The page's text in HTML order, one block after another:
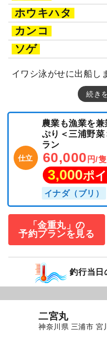
釣行日：2026年4月25
イシナギ （オオ
ヒラメ
ホウキハタ
カンコ
イワシ泳がせに出船し
続き
農業も漁業を
ぷり＜三浦野
ラン
60,000円/隻
3,000ポ
イナダ（ブリ）
「金重丸」の
予約プランを見る